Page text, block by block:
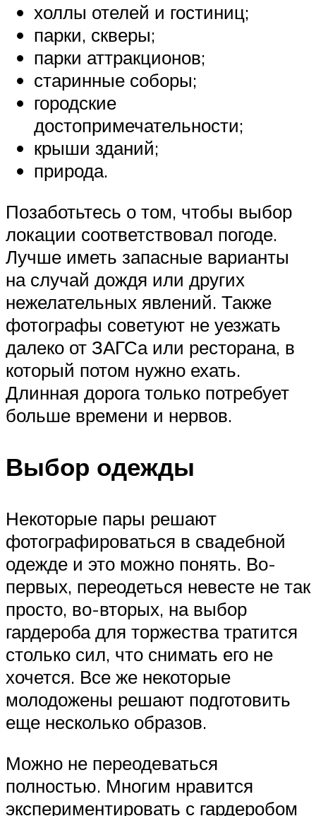
холлы отелей и гостиниц;
парки, скверы;
парки аттракционов;
старинные соборы;
городские
достопримечательности;
крыши зданий;
природа.
Позаботьтесь о том, чтобы выбор
локации соответствовал погоде.
Лучше иметь запасные варианты
на случай дождя или других
нежелательных явлений. Также
фотографы советуют не уезжать
далеко от ЗАГСа или ресторана, в
который потом нужно ехать.
Длинная дорога только потребует
больше времени и нервов.
Выбор одежды
Некоторые пары решают
фотографироваться в свадебной
одежде и это можно понять. Во-
первых, переодеться невесте не так
просто, во-вторых, на выбор
гардероба для торжества тратится
столько сил, что снимать его не
хочется. Все же некоторые
молодожены решают подготовить
еще несколько образов.
Можно не переодеваться
полностью. Многим нравится
экспериментировать с гардеробом